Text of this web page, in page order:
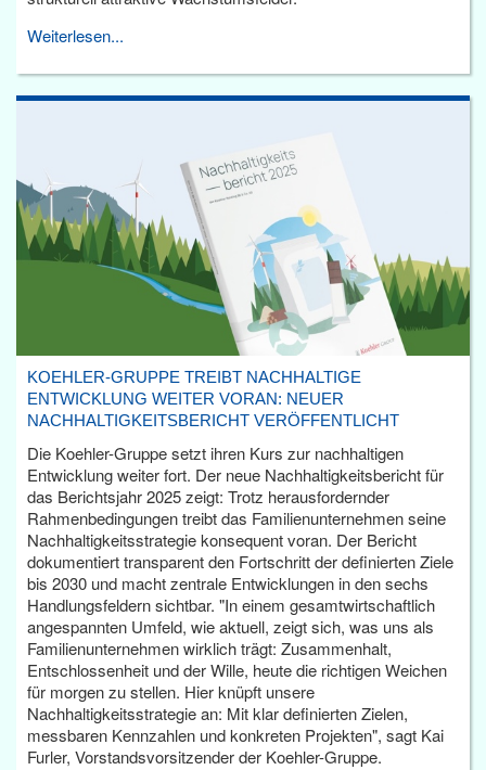
Weiterlesen...
KOEHLER-GRUPPE TREIBT NACHHALTIGE
ENTWICKLUNG WEITER VORAN: NEUER
NACHHALTIGKEITSBERICHT VERÖFFENTLICHT
Die Koehler-Gruppe setzt ihren Kurs zur nachhaltigen
Entwicklung weiter fort. Der neue Nachhaltigkeitsbericht für
das Berichtsjahr 2025 zeigt: Trotz herausfordernder
Rahmenbedingungen treibt das Familienunternehmen seine
Nachhaltigkeitsstrategie konsequent voran. Der Bericht
dokumentiert transparent den Fortschritt der definierten Ziele
bis 2030 und macht zentrale Entwicklungen in den sechs
Handlungsfeldern sichtbar. "In einem gesamtwirtschaftlich
angespannten Umfeld, wie aktuell, zeigt sich, was uns als
Familienunternehmen wirklich trägt: Zusammenhalt,
Entschlossenheit und der Wille, heute die richtigen Weichen
für morgen zu stellen. Hier knüpft unsere
Nachhaltigkeitsstrategie an: Mit klar definierten Zielen,
messbaren Kennzahlen und konkreten Projekten", sagt Kai
Furler, Vorstandsvorsitzender der Koehler-Gruppe.